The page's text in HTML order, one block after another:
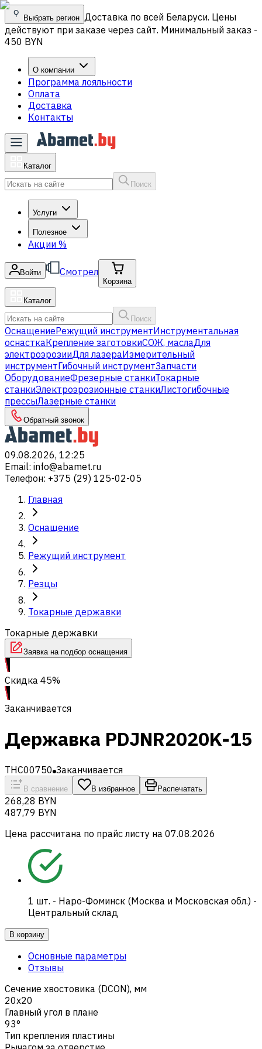
Выбрать регион Доставка по всей Беларуси. Цены
действуют при заказе через сайт. Минимальный заказ -
450 BYN
О компании
Программа лояльности
Оплата
Доставка
Контакты
Каталог
Поиск
Услуги
Полезное
Акции %
Войти Смотрел
Корзина
Каталог
Поиск
ОснащениеРежущий инструментИнструментальная
оснасткаКрепление заготовкиСОЖ, маслаДля
электроэрозииДля лазераИзмерительный
инструментГибочный инструментЗапчасти
ОборудованиеФрезерные станкиТокарные
станкиЭлектроэрозионные станкиЛистогибочные
прессыЛазерные станки
Обратный звонок
09.08.2026, 12:25
Email: info@abamet.ru
Телефон: +375 (29) 125-02-05
Главная
Оснащение
Режущий инструмент
Резцы
Токарные державки
Токарные державки
Заявка на подбор оснащения
Скидка 45%
Заканчивается
Державка PDJNR2020K-15
THC00750 Заканчивается
В сравнение В избранное Распечатать
268,28 BYN
487,79 BYN
Цена рассчитана по прайс листу на 07.08.2026
1 шт. - Наро-Фоминск (Москва и Московская обл.) -
Центральный склад
В корзину
Основные параметры
Отзывы
Сечение хвостовика (DCON), мм
20x20
Главный угол в плане
93°
Тип крепления пластины